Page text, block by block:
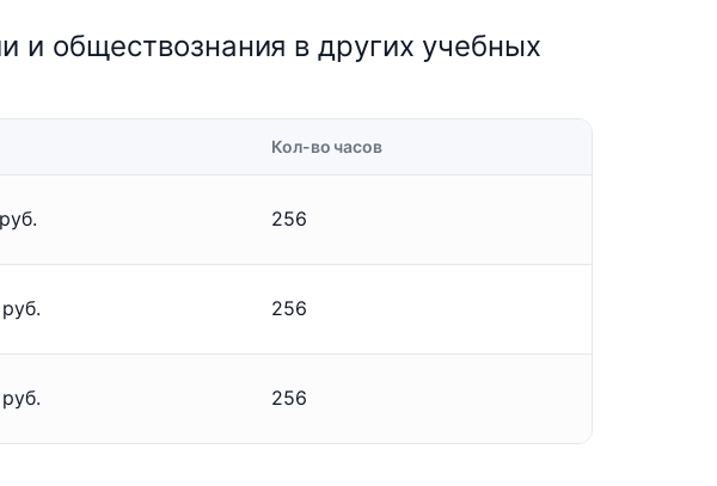
и обществознания в других учебных
Кол-во часов
256
256
256